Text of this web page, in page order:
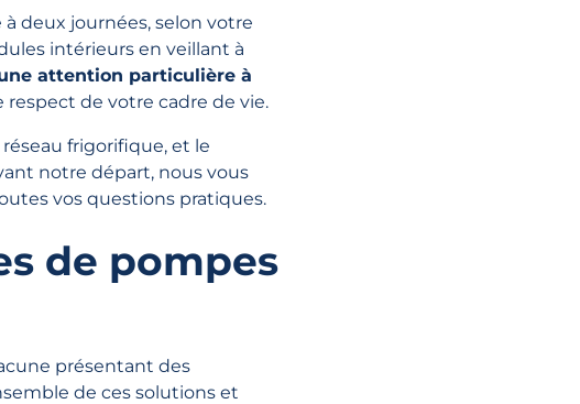
deux journées, selon votre
intérieurs en veillant à
attention particulière à
respect de votre cadre de vie.
frigorifique, et le
notre départ, nous vous
vos questions pratiques.
de pompes
présentant des
de ces solutions et